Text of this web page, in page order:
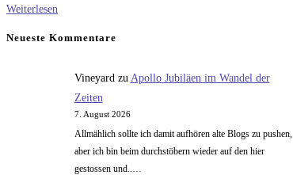
Weiterlesen
Neueste Kommentare
Vineyard zu Apollo Jubiläen im Wandel der
Zeiten
7. August 2026
Allmählich sollte ich damit aufhören alte Blogs zu pushen,
aber ich bin beim durchstöbern wieder auf den hier
gestossen und..…